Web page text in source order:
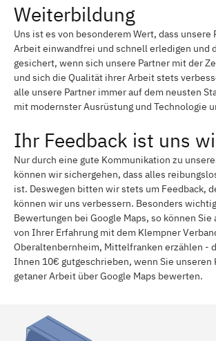
Weiterbildung
Uns ist es von besonderem Wert, dass unsere
Arbeit einwandfrei und schnell erledigen und
gesichert, wenn sich unsere Partner mit der
und sich die Qualität ihrer Arbeit stets
alle unsere Partner immer auf dem neusten
mit modernster Ausrüstung und Technologie
Ihr Feedback ist uns
Nur durch eine gute Kommunikation zu
können wir sichergehen, dass alles
ist. Deswegen bitten wir stets um Feedback,
können wir uns verbessern. Besonders
Bewertungen bei Google Maps, so können Sie
von Ihrer Erfahrung mit dem Klempner
Oberaltenbernheim, Mittelfranken erzählen -
Ihnen 10€ gutgeschrieben, wenn Sie unseren
getaner Arbeit über Google Maps bewerten.